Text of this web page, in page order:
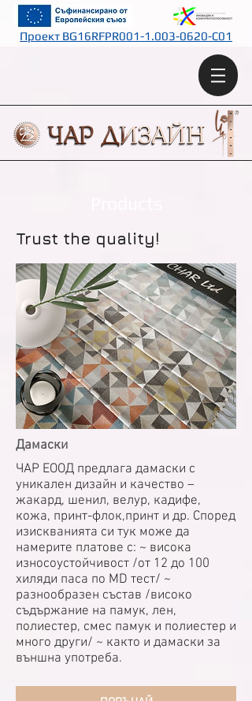
Проект BG16RFPR001-1.003-0620-C01
Trust the quality!
Дамаски
ЧАР ЕООД предлага дамаски с
уникален дизайн и качество –
жакард, шенил, велур, кадифе,
кожа, принт-флок,принт и др. Според
изискванията си тук може да
намерите платове с: ~ висока
износоустойчивост /от 12 до 100
хиляди паса по MD тест/ ~
разнообразен състав /високо
съдържание на памук, лен,
полиестер, смес памук и полиестер и
много други/ ~ както и дамаски за
външна употреба.